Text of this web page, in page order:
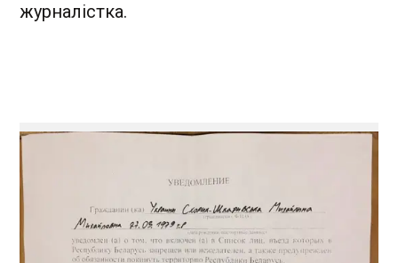
журналістка.